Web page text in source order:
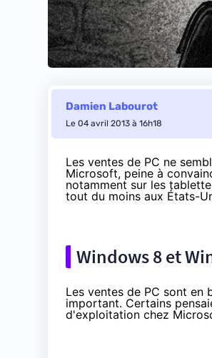
Damien Labourot
Le 04 avril 2013 à 16h18
Les ventes de PC ne
Microsoft, peine à
notamment sur les
tout du moins aux États-
Windows 8 et
Les ventes de PC sont en
important. Certains
d'exploitation chez